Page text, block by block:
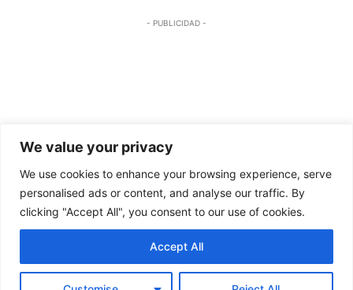
We value your privacy
We use cookies to enhance your browsing experience, serve
personalised ads or content, and analyse our traffic. By
clicking "Accept All", you consent to our use of cookies.
Accept All
- PUBLICIDAD -
© 2026 Hoy Arizona. All Rights Reserved. | Website by Peakcap